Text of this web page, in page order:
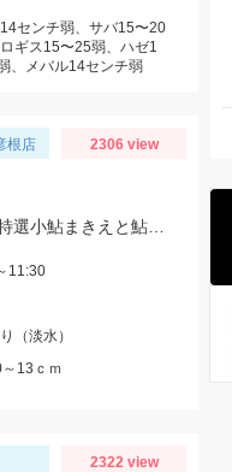
センチ弱、サバ15〜20
ギス15〜25弱、ハゼ1
、メバル14センチ弱
根店 2306 view
11:30
（淡水）
13ｃｍ
2322 view